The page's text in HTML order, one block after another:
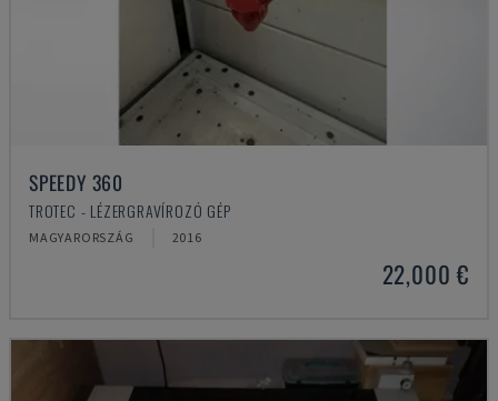
SPEEDY 360
TROTEC - LÉZERGRAVÍROZÓ GÉP
MAGYARORSZÁG 2016
22,000 €